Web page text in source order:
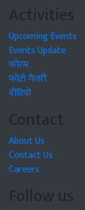
Activities
Upcoming Events
Events Update
फोरम
फोटो गैलरी
वीडियो
Contact
About Us
Contact Us
Careers
Follow us